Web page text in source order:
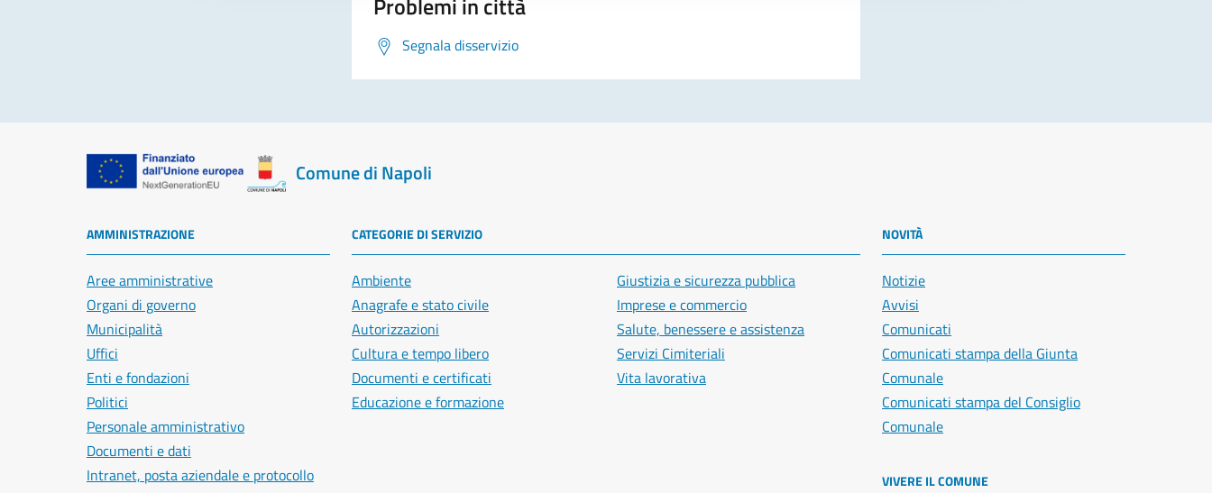
Segnala disservizio
Comune di Napoli
AMMINISTRAZIONE
Aree amministrative
Organi di governo
Municipalità
Uffici
Enti e fondazioni
Politici
Personale amministrativo
Documenti e dati
Intranet, posta aziendale e protocollo
CATEGORIE DI SERVIZIO
Ambiente
Anagrafe e stato civile
Autorizzazioni
Cultura e tempo libero
Documenti e certificati
Educazione e formazione
Giustizia e sicurezza pubblica
Imprese e commercio
Salute, benessere e assistenza
Servizi Cimiteriali
Vita lavorativa
NOVITÀ
Notizie
Avvisi
Comunicati
Comunicati stampa della Giunta
Comunale
Comunicati stampa del Consiglio
Comunale
VIVERE IL COMUNE